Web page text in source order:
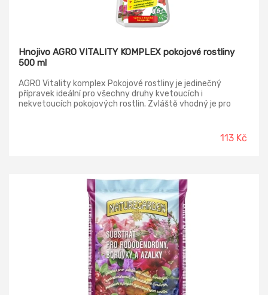
Hnojivo AGRO VITALITY KOMPLEX pokojové rostliny
500 ml
AGRO Vitality komplex Pokojové rostliny je jedinečný
přípravek ideální pro všechny druhy kvetoucích i
nekvetoucích pokojových rostlin. Zvláště vhodný je pro
vermikompostu, který vzniká činností kalifornských žížal.
113 Kč